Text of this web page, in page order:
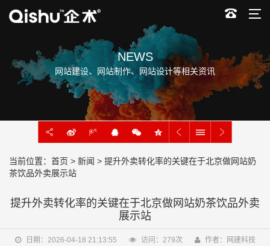
NEWS
网站建设、网站制作、网站设计等相关资讯
当前位置： 首页 > 新闻 > 提升外卖转化率的关键在于北京做网站奶
茶饮品外卖展示站
提升外卖转化率的关键在于北京做网站奶茶饮品外卖
展示站
日期：2026-04-18 21:13:55 访问： 279次 作者：网建科技